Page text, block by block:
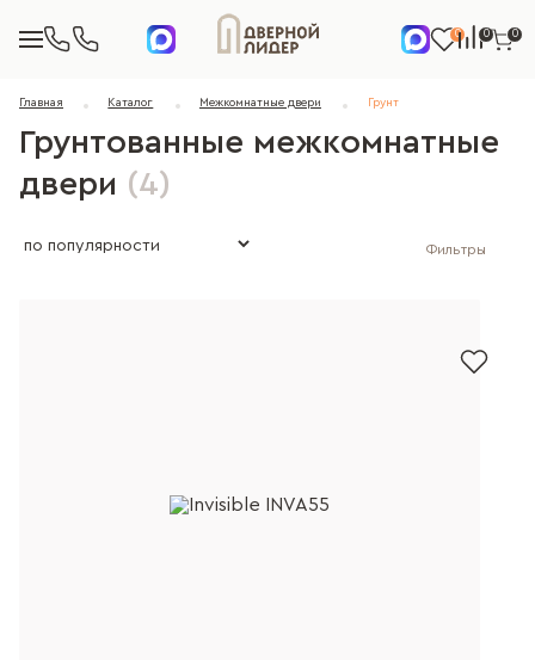
0 0 0
Главная Каталог Межкомнатные двери Грунт
Грунтованные межкомнатные
двери (4)
Фильтры